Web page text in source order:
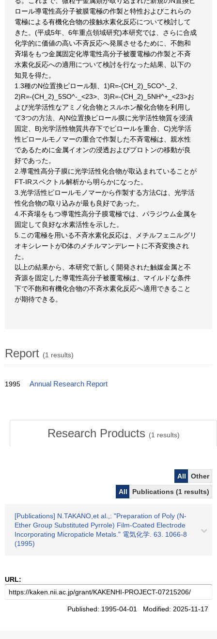
ロール導電性高分子被膜電極の作製と特性およびこれらの
電極による有機化合物の接触水素化反応について検討して
きた。(平成5年、6年重点領域研究)本研究では、さらに合成
化学的に価値の高い不斉反応へ発展させるために、不飽和
斉場をもつ金属固定化導電性高分子被覆電極の作製と不斉
水素化反応への適用について検討を行なった結果、以下の
知見を得た。
1.3種のN位置換ピロール類、1)R=-(CH_2)_5CO^-_2、
2)R=-(CH_2)_5SO^-_<23>、3)R=-(CH_2)_5NH^+_<23>お
よび光学活性なアミノ化合物とスルホン酸化合物を利用し
て3つの方法、A)N位置換ピロール膜に光学活性物質を浸漬
固定、B)光学活性物質共存下でピロールを重合、C)光学活
性ピロールモノマーの重合で作製した不斉電極は、親水性
であるために金属イオンの浸透およびプロトンの移動が良
好であった。
2.導電性高分子膜に光学活性化合物が取込まれていることが
FT-IRスペクトル解析から明らかになった。
3.光学活性ピロールモノマーから作製する方法Cは、光学活
性化合物の取り込みが最も良好であった。
4.不斉場をもつ導電性高分子膜電極では、パラジウム金属を
固定して良好な水素活性を示した。
5.この電極を用いる不斉水素化反応は、メチルフェニルグリ
オキシレートがD体のメチルマンデレートに不斉変換され
た。
以上の結果から、本研究で新しく開発された触媒金属と不
斉源を固定した導電性高分子被覆電極は、マイルドな条件
下で不飽和有機化合物の不斉水素化反応へ適用できること
が期待できる。
Report (1 results)
1995 Annual Research Report
Research Products (1 results)
All
Other
All
Publications (1 results)
[Publications] N.TAKANO,et al.,: "Preparation of Poly (N-
Ether Group Substituted Pyrrole) Film-Coated Electrode
Incorporating Micropaticle Metals." 電気化学. 63. 1066-8
(1995)
URL:
Published: 1995-04-01 Modified: 2025-11-17